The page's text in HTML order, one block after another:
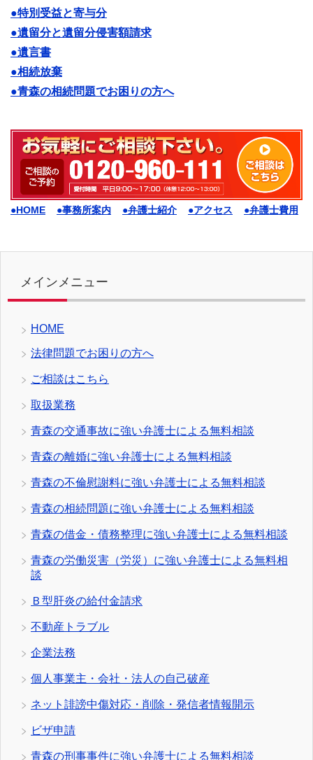
●特別受益と寄与分
●遺留分と遺留分侵害額請求
●遺言書
●相続放棄
●青森の相続問題でお困りの方へ
●HOME ●事務所案内 ●弁護士紹介 ●アクセス ●弁護士費用
メインメニュー
HOME
法律問題でお困りの方へ
ご相談はこちら
取扱業務
青森の交通事故に強い弁護士による無料相談
青森の離婚に強い弁護士による無料相談
青森の不倫慰謝料に強い弁護士による無料相談
青森の相続問題に強い弁護士による無料相談
青森の借金・債務整理に強い弁護士による無料相談
青森の労働災害（労災）に強い弁護士による無料相
談
Ｂ型肝炎の給付金請求
不動産トラブル
企業法務
個人事業主・会社・法人の自己破産
ネット誹謗中傷対応・削除・発信者情報開示
ビザ申請
青森の刑事事件に強い弁護士による無料相談